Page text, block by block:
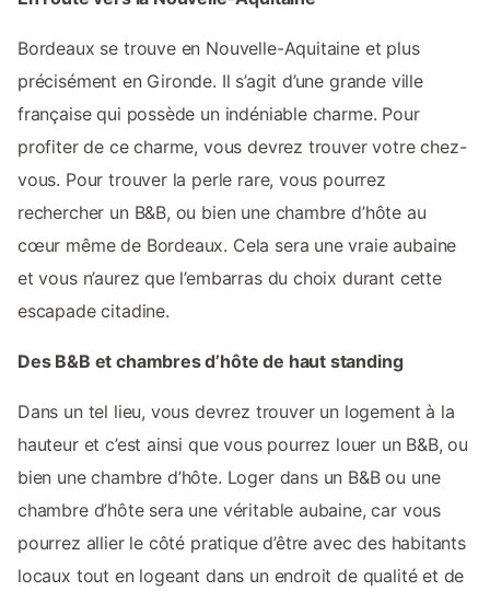
Bordeaux se trouve en Nouvelle-Aquitaine et plus
précisément en Gironde. Il s’agit d’une grande ville
française qui possède un indéniable charme. Pour
profiter de ce charme, vous devrez trouver votre chez-
vous. Pour trouver la perle rare, vous pourrez
rechercher un B&B, ou bien une chambre d’hôte au
cœur même de Bordeaux. Cela sera une vraie aubaine
et vous n’aurez que l’embarras du choix durant cette
escapade citadine.
Des B&B et chambres d’hôte de haut standing
Dans un tel lieu, vous devrez trouver un logement à la
hauteur et c’est ainsi que vous pourrez louer un B&B, ou
bien une chambre d’hôte. Loger dans un B&B ou une
chambre d’hôte sera une véritable aubaine, car vous
pourrez allier le côté pratique d’être avec des habitants
locaux tout en logeant dans un endroit de qualité et de